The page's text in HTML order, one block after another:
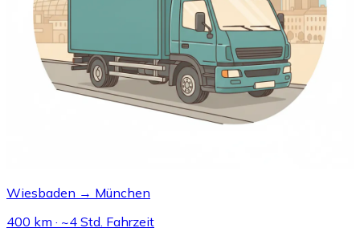
Wiesbaden → München
400 km · ~4 Std. Fahrzeit